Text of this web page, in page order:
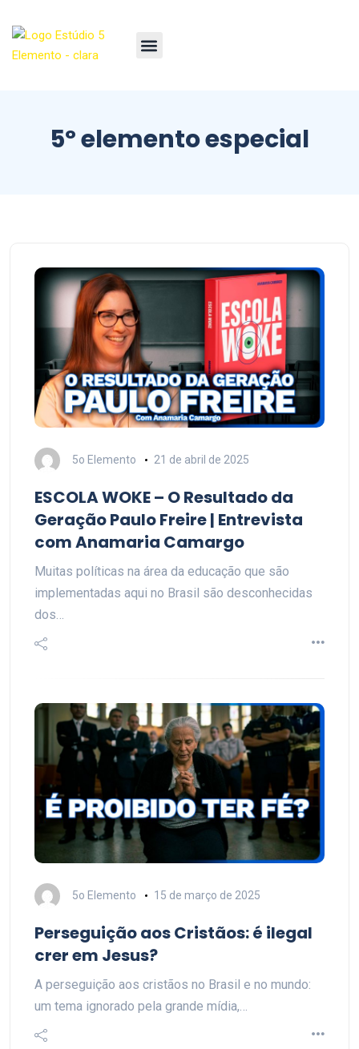
5º elemento especial
5o Elemento 21 de abril de 2025
ESCOLA WOKE – O Resultado da
Geração Paulo Freire | Entrevista
com Anamaria Camargo
Muitas políticas na área da educação que são
implementadas aqui no Brasil são desconhecidas
dos…
5o Elemento 15 de março de 2025
Perseguição aos Cristãos: é ilegal
crer em Jesus?
A perseguição aos cristãos no Brasil e no mundo:
um tema ignorado pela grande mídia,…